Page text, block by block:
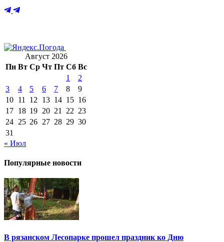
Август 2026
Пн Вт Ср Чт Пт Сб Вс
1
2
3
4 5 6 7 8
9
10 11 12 13 14 15 16
17 18 19 20 21 22 23
24 25 26 27 28 29 30
31
« Июл
Популярные новости
В рязанском Лесопарке прошел праздник ко Дню